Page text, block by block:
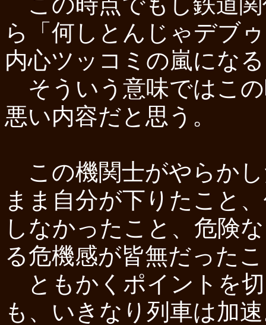
ら「何しとんじゃデブ
内心ツッコミの嵐にな
そういう意味ではこ
悪い内容だと思う。
この機関士がやらか
まま自分が下りたこと
しなかったこと、危険
る危機感が皆無だった
ともかくポイントを
も、いきなり列車は加